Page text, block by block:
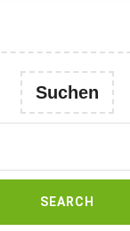
Suchen